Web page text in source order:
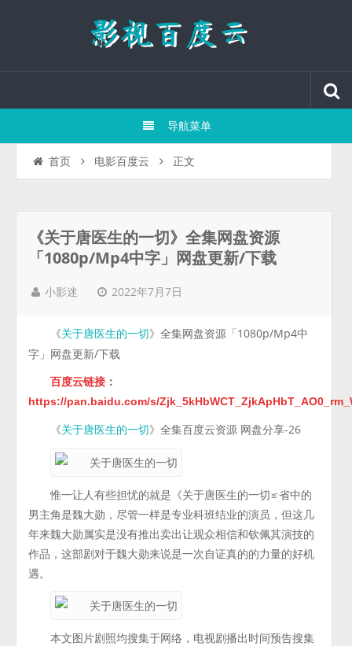
导航菜单
首页 电影百度云 正文
《关于唐医生的一切》全集网盘资源
「1080p/Mp4中字」网盘更新/下载
小影迷 2022年7月7日
《关于唐医生的一切》全集网盘资源「1080p/Mp4中
字」网盘更新/下载
百度云链接 ：
https://pan.baidu.com/s/
《关于唐医生的一切》全集百度云资源 网盘分享-26
惟一让人有些担忧的就是《关于唐医生的一切≌省中的
男主角是魏大勋，尽管一样是专业科班结业的演员，但这几
年来魏大勋属实是没有推出卖出让观众相信和钦佩其演技的
作品，这部剧对于魏大勋来说是一次自证真的的力量的好机
遇。
本文图片剧照均搜集于网络，电视剧播出时间预告搜集